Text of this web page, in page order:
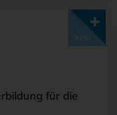
für die